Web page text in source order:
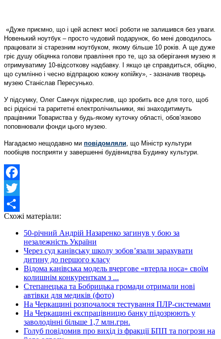
«Дуже приємно, що і цей аспект моєї роботи не залишився без уваги.
Новенький ноутбук – просто чудовий подарунок, бо мені доводилось
працювати зі старезним ноутбуком, якому більше 10 років. А ще дуже
гріє душу обіцянка голови правління про те, що за оберігання музею я
отримуватиму 10-відсоткову надбавку. І якщо це справдиться, обіцяю,
що сумлінно і чесно відпрацюю кожну копійку», - зазначив творець
музею Станіслав Пересунько.
У підсумку, Олег Самчук підкреслив, що зробить все для того, щоб
всі рідкісні та раритетні електролічильники, які знаходитимуть
працівники Товариства у будь-якому куточку області, обов’язково
поповнювали фонди цього музею.
Нагадаємо нещодавно ми повідомляли , що Міністр культури
пообіцяв посприяти у завершенні будівництва Будинку культури.
Facebook
Twitter
Share
Схожі матеріали:
50-річний Андрій Назаренко загинув у бою за
незалежність України
Через суд канівську школу зобов’язали зарахувати
дитину до першого класу
Відома канівська модель вчергове «втерла носа» своїм
колишнім конкуренткам з ...
Степанецька та Бобрицька громади отримали нові
автівки для медиків (фото)
На Черкащині розпочалося тестування ПЛР-системами
На Черкащині експрацівницю банку підозрюють у
заволодінні більше 1,7 млн.грн.
Голуб повідомив про вихід із фракції БПП та погрози на